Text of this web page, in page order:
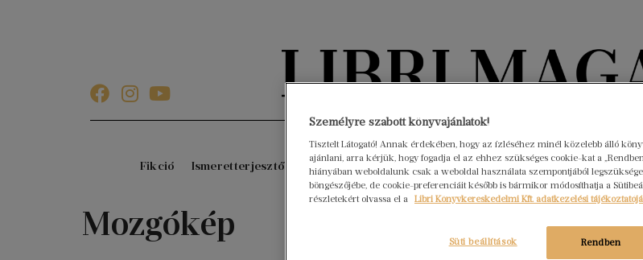
Könyvektől az olvasókig
Fikció Ismeretterjesztő Gyerekkönyvek Interjúk Beleolvasó A hónap könyvei
Mozgókép
Személyre szabott könyvajánlatok!
Tisztelt Látogató! Annak érdekében, hogy az ízléséhez minél közelebb álló
ajánlani, arra kérjük, hogy fogadja el az ehhez szükséges cookie-kat a
hiányában weboldalunk csak a weboldal használata szempontjából
böngészőjébe, de cookie-preferenciáit később is bármikor módosíthatja a
részletekért olvassa el a Libri Könyvkereskedelmi Kft. adatkezelési
Rendben
Süti beállítások